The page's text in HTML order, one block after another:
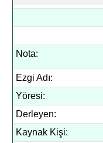
Nota:
Ezgi Adı:
Yöresi:
Derleyen:
Kaynak Kişi: